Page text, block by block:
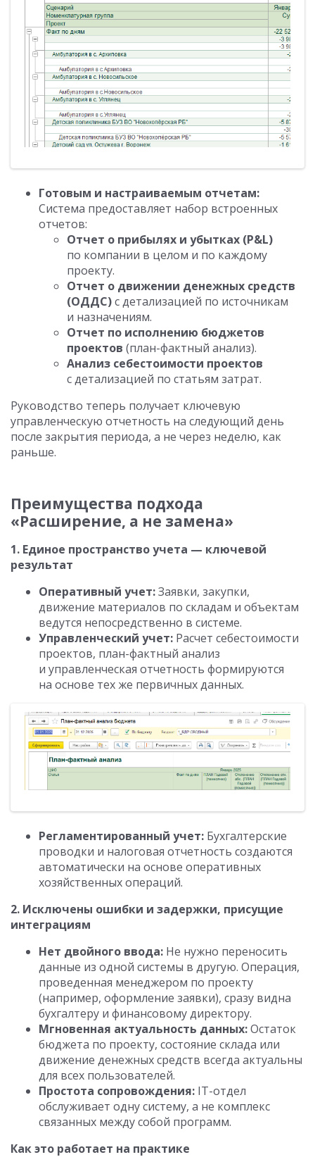
Готовым и настраиваемым отчетам:
Система предоставляет набор встроенных
отчетов:
Отчет о прибылях и убытках (P&L)
по компании в целом и по каждому
проекту.
Отчет о движении денежных средств
(ОДДС)с детализацией по источникам
и назначениям.
Отчет по исполнению бюджетов
проектов (план-фактный анализ).
Анализ себестоимости проектов
с детализацией по статьям затрат.
Руководство теперь получает ключевую
управленческую отчетность на следующий день
после закрытия периода, а не через неделю, как
раньше.
Преимущества подхода
«Расширение, а не замена»
1. Единое пространство учета — ключевой
результат
Оперативный учет:Заявки, закупки,
движение материалов по складам и объектам
ведутся непосредственно в системе.
Управленческий учет: Расчет себестоимости
проектов, план-фактный анализ
и управленческая отчетность формируются
на основе тех же первичных данных.
Регламентированный учет: Бухгалтерские
проводки и налоговая отчетность создаются
автоматически на основе оперативных
хозяйственных операций.
2. Исключены ошибки и задержки, присущие
интеграциям
Нет двойного ввода: Не нужно переносить
данные из одной системы в другую. Операция,
проведенная менеджером по проекту
(например, оформление заявки), сразу видна
бухгалтеру и финансовому директору.
Мгновенная актуальность данных:Остаток
бюджета по проекту, состояние склада или
движение денежных средств всегда актуальны
для всех пользователей.
Простота сопровождения: IT-отдел
обслуживает одну систему, а не комплекс
связанных между собой программ.
Как это работает на практике